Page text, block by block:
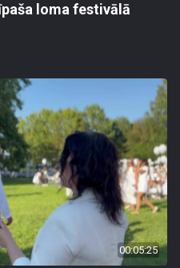
loma festivālā
00:05:25